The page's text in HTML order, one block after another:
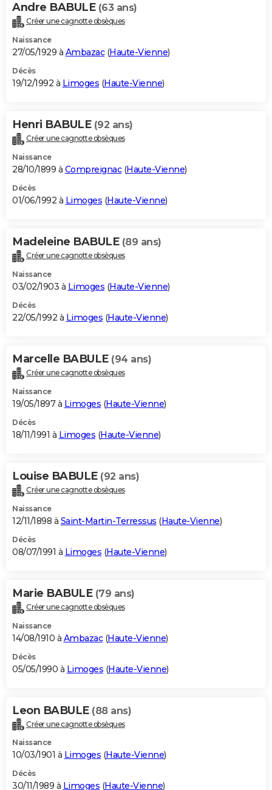
Andre BABULE (63 ans)
Créer une cagnotte obsèques
Naissance
27/05/1929 à Ambazac(Haute-Vienne)
Décès
19/12/1992 à Limoges (Haute-Vienne)
Henri BABULE (92 ans)
Créer une cagnotte obsèques
Naissance
28/10/1899 à Compreignac(Haute-Vienne)
Décès
01/06/1992 à Limoges (Haute-Vienne)
Madeleine BABULE (89 ans)
Créer une cagnotte obsèques
Naissance
03/02/1903 à Limoges (Haute-Vienne)
Décès
22/05/1992 à Limoges (Haute-Vienne)
Marcelle BABULE (94 ans)
Créer une cagnotte obsèques
Naissance
19/05/1897 à Limoges (Haute-Vienne)
Décès
18/11/1991 à Limoges (Haute-Vienne)
Louise BABULE (92 ans)
Créer une cagnotte obsèques
Naissance
12/11/1898 à Saint-Martin-Terressus (Haute-Vienne)
Décès
08/07/1991 à Limoges (Haute-Vienne)
Marie BABULE (79 ans)
Créer une cagnotte obsèques
Naissance
14/08/1910 à Ambazac(Haute-Vienne)
Décès
05/05/1990 à Limoges (Haute-Vienne)
Leon BABULE (88 ans)
Créer une cagnotte obsèques
Naissance
10/03/1901 à Limoges (Haute-Vienne)
Décès
30/11/1989 à Limoges (Haute-Vienne)